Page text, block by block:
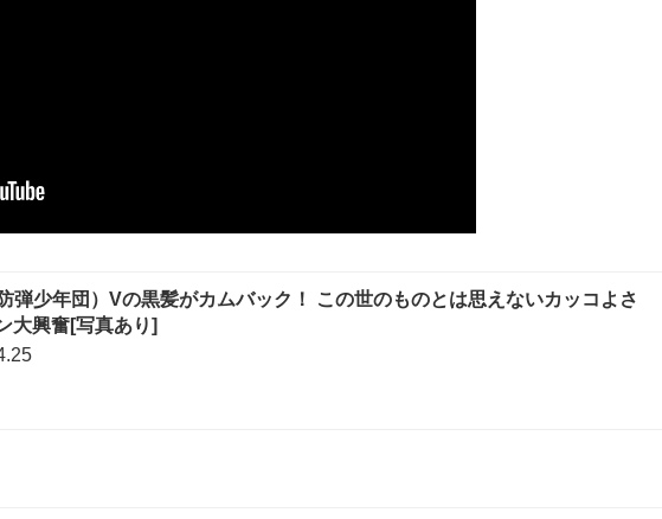
弾少年団）Vの黒髪がカムバック！ この世のものとは思えないカッコよさ
大興奮[写真あり]